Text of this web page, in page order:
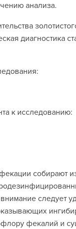
анализа.
диагностика
к исследованию:
собирают
следует
фекалий и